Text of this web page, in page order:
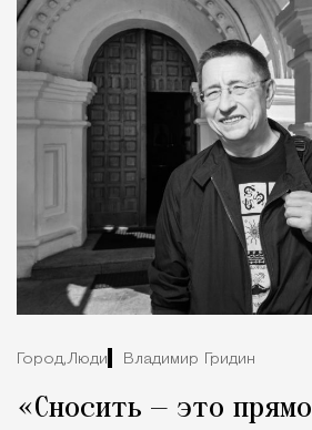
Город,Люди Владимир Гридин
«Сносить — это прямо